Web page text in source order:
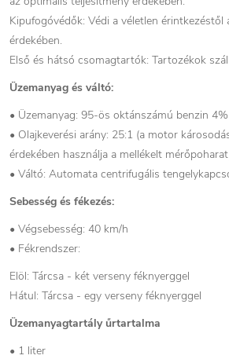
Kipufogóvédők: Védi a véletlen
érdekében.
Első és hátsó csomagtartók: Tartozékok
Üzemanyag és váltó:
• Üzemanyag: 95-ös oktánszámú benzin
• Olajkeverési arány: 25:1 (a motor
érdekében használja a mellékelt
• Váltó: Automata centrifugális
Sebesség és fékezés:
• Végsebesség: 40 km/h
• Fékrendszer:
Elöl: Tárcsa - két verseny féknyerggel
Hátul: Tárcsa - egy verseny féknyerggel
Üzemanyagtartály űrtartalma
• 1 liter